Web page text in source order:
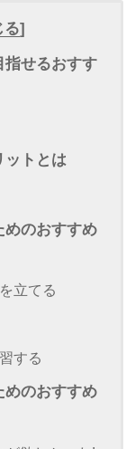
る]
指せるおすす
ットとは
めのおすすめ
立てる
する
めのおすすめ